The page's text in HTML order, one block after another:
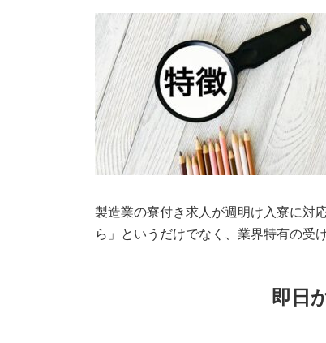
製造業の寮付き求人が週明け入寮に対
ら」というだけでなく、業界特有の受
即日